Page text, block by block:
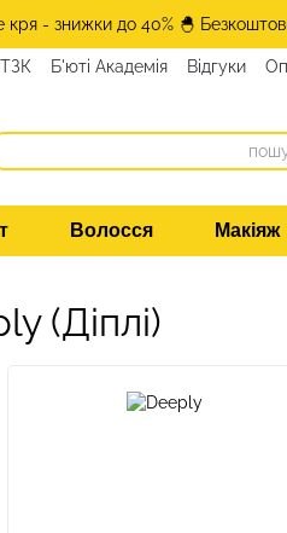
кря - знижки до 40% 🐣
ТЗК Б'юті Академія Відгуки
Волосся Макіяж
(Діплі)